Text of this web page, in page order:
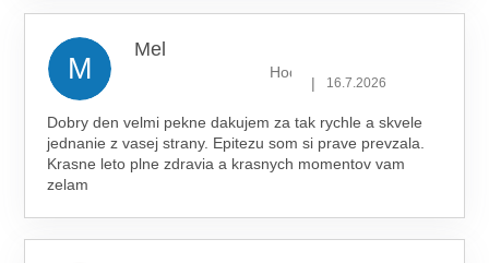
M
Mel
Hodnocení obchodu je 5 z 5
| 16.7.2026
Dobry den velmi pekne dakujem za tak rychle a skvele
jednanie z vasej strany. Epitezu som si prave prevzala.
Krasne leto plne zdravia a krasnych momentov vam
zelam